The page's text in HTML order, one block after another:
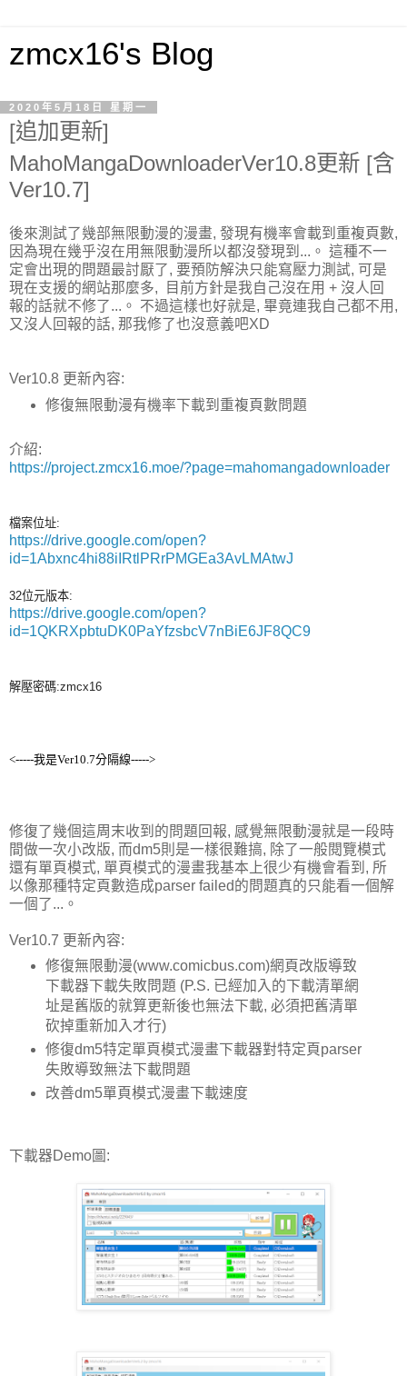
zmcx16's Blog
2020年5月18日 星期一
[追加更新]
MahoMangaDownloaderVer10.8更新 [含
Ver10.7]
後來測試了幾部無限動漫的漫畫, 發現有機率會載到重複頁數,
因為現在幾乎沒在用無限動漫所以都沒發現到...。 這種不一
定會出現的問題最討厭了, 要預防解決只能寫壓力測試, 可是
現在支援的網站那麼多, 目前方針是我自己沒在用 + 沒人回
報的話就不修了...。 不過這樣也好就是, 畢竟連我自己都不用,
又沒人回報的話, 那我修了也沒意義吧XD
Ver10.8 更新內容:
修復無限動漫有機率下載到重複頁數問題
介紹:
https://project.zmcx16.moe/?page=mahomangadownloader
檔案位址:
https://drive.google.com/open?
id=1Abxnc4hi88iIRtlPRrPMGEa3AvLMAtwJ
32位元版本:
https://drive.google.com/open?
id=1QKRXpbtuDK0PaYfzsbcV7nBiE6JF8QC9
解壓密碼:zmcx16
<-----我是Ver10.7分隔線----->
修復了幾個這周末收到的問題回報, 感覺無限動漫就是一段時
間做一次小改版, 而dm5則是一樣很難搞, 除了一般閱覽模式
還有單頁模式, 單頁模式的漫畫我基本上很少有機會看到, 所
以像那種特定頁數造成parser failed的問題真的只能看一個解
一個了...。
Ver10.7 更新內容:
修復無限動漫(www.comicbus.com)網頁改版導致
下載器下載失敗問題 (P.S. 已經加入的下載清單網
址是舊版的就算更新後也無法下載, 必須把舊清單
砍掉重新加入才行)
修復dm5特定單頁模式漫畫下載器對特定頁parser
失敗導致無法下載問題
改善dm5單頁模式漫畫下載速度
下載器Demo圖: